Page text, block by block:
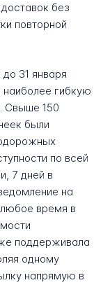
без
повторной
31 января
наиболее гибкую
Свыше 150
были
по всей
7 дней в
на
время в
поддерживала
одному
напрямую в